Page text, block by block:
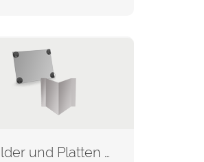
Schilder und Platten nach Verwendungszweck